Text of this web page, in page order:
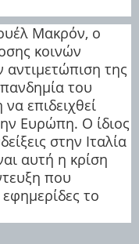
Μακρόν, ο
κοινών
της
του
επιδειχθεί
Ευρώπη. Ο ίδιος
στην Ιταλία
αυτή η κρίση
που
το